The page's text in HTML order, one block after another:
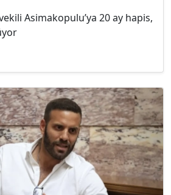
Asimakopulu’ya 20 ay hapis,